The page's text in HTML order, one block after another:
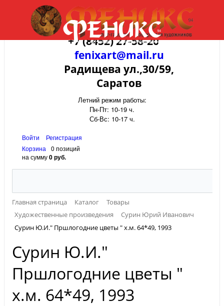
+7 (8452) 27-58-20
fenixart@mail.ru
Радищева ул.,30/59,
Саратов
Летний режим работы:
Пн-Пт: 10-19 ч.
Сб-Вс: 10-17 ч.
Войти
Регистрация
Корзина
0 позиций
на сумму0 руб.
Главная страница Каталог
Товары
Художественные произведения
Сурин Юрий Иванович
Сурин Ю.И." Пршлогодние цветы " х.м. 64*49, 1993
Сурин Ю.И."
Пршлогодние цветы "
х.м. 64*49, 1993